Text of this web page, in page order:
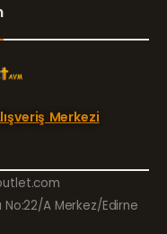
Merkezi
No:22/A Merkez/Edirne